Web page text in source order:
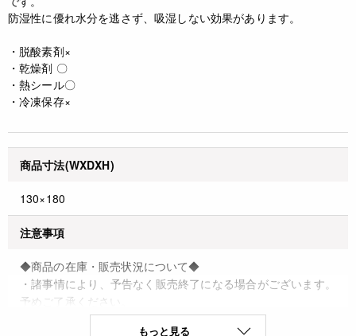
防湿性に優れ水分を逃さず、吸湿しない効果があります。
・脱酸素剤×
・乾燥剤 〇
・熱シール〇
・冷凍保存×
商品寸法(WXDXH)
130×180
注意事項
◆商品の在庫・販売状況について◆
・諸事情により、予告なく販売終了になる場合がございます。
予めご了承ください。
・当サイトに掲載されている商品は、ご購入可能な状態にあっ
もっと見る